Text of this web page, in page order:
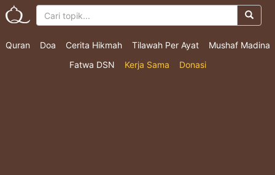
Quran Doa Cerita Hikmah Tilawah Per Ayat
Mushaf Madina
Fatwa DSN
Kerja Sama Donasi